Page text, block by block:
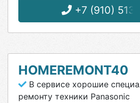
+7 (910) 513-
HOMEREMONT40
В сервисе хорошие
ремонту техники Panasonic